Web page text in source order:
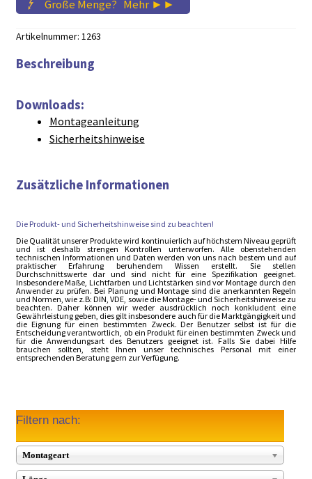
Menge
Große Menge? Mehr ►►
Artikelnummer: 1263
Beschreibung
Downloads:
Montageanleitung
Sicherheitshinweise
Zusätzliche Informationen
Die Produkt- und Sicherheitshinweise sind zu beachten!
Die Qualität unserer Produkte wird kontinuierlich auf höchstem Niveau geprüft
und ist deshalb strengen Kontrollen unterworfen. Alle obenstehenden
technischen Informationen und Daten werden von uns nach bestem und auf
praktischer Erfahrung beruhendem Wissen erstellt. Sie stellen
Durchschnittswerte dar und sind nicht für eine Spezifikation geeignet.
Insbesondere Maße, Lichtfarben und Lichtstärken sind vor Montage durch den
Anwender zu prüfen. Bei Planung und Montage sind die anerkannten Regeln
und Normen, wie z.B: DIN, VDE, sowie die Montage- und Sicherheitshinweise zu
beachten. Daher können wir weder ausdrücklich noch konkludent eine
Gewährleistung geben, dies gilt insbesondere auch für die Marktgängigkeit und
die Eignung für einen bestimmten Zweck. Der Benutzer selbst ist für die
Entscheidung verantwortlich, ob ein Produkt für einen bestimmten Zweck und
für die Anwendungsart des Benutzers geeignet ist. Falls Sie dabei Hilfe
brauchen sollten, steht Ihnen unser technisches Personal mit einer
entsprechenden Beratung gern zur Verfügung.
Filtern nach:
Montageart